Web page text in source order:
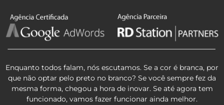
Enquanto todos falam, nós escutamos. Se a cor é branca, por
que não optar pelo preto no branco? Se você sempre fez da
mesma forma, chegou a hora de inovar. Se até agora tem
funcionado, vamos fazer funcionar ainda melhor.